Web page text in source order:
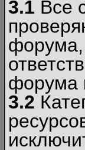
3.1 Все
форума,
форума
3.2